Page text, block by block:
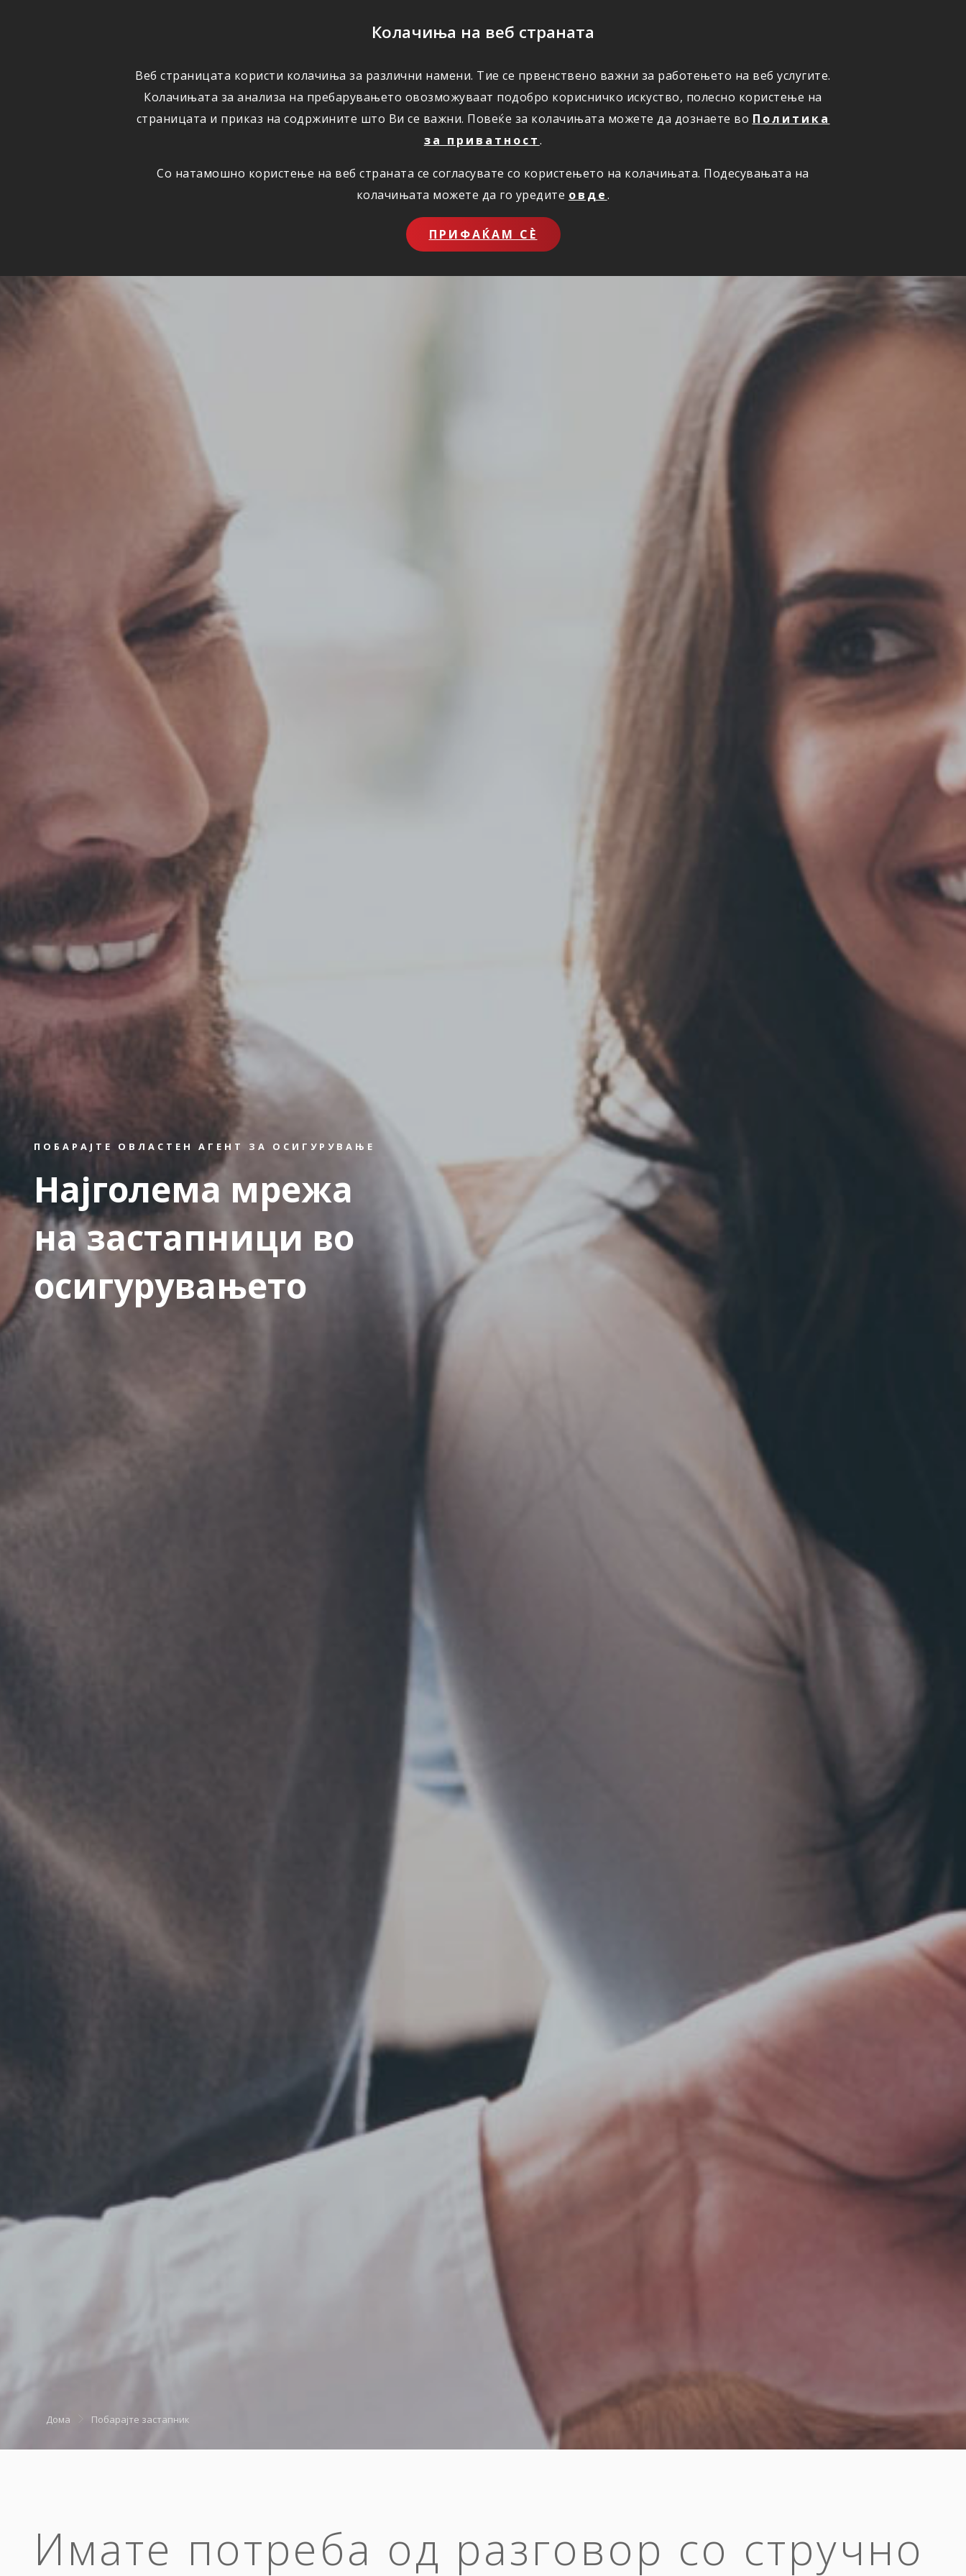
Колачиња на веб страната
Веб страницата користи колачиња за различни намени. Тие се првенствено важни за работењето на веб услугите.
Колачињата за анализа на пребарувањето овозможуваат подобро корисничко искуство, полесно користење на
страницата и приказ на содржините што Ви се важни. Повеќе за колачињата можете да дознаете во Политика
за приватност.
Со натамошно користење на веб страната се согласувате со користењето на колачињата. Подесувањата на
колачињата можете да го уредите овде.
ПРИФАЌАМ СЀ
ОСИГУРУВАЊЕ ШТЕТИ ПОВОЛНОСТИ КОРИСНО ЗА НАС ОНЛАЈН ПРИЈАВИ ШТЕТА
ПОБАРАЈТЕ ОВЛАСТЕН АГЕНТ ЗА ОСИГУРУВАЊЕ
Најголема мрежа
на застапници во
осигурувањето
Дома Побарајте застапник
Имате потреба од разговор со стручно